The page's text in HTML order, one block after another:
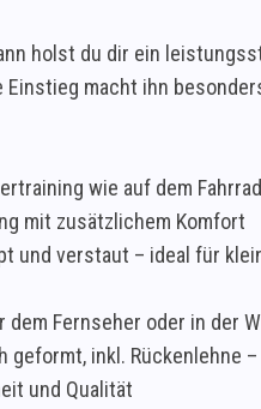
holst du dir ein
macht ihn
wie auf dem Fahrrad
mit zusätzlichem Komfort
und verstaut – ideal für
Fernseher oder in der
inkl. Rückenlehne
und Qualität